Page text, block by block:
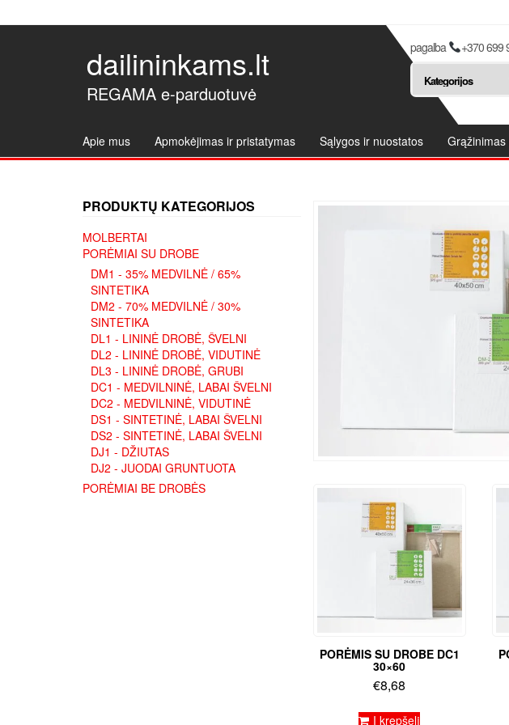
dailininkams.lt
REGAMA e-parduotuvė
pagalba +370 699
Apie mus Apmokėjimas ir pristatymas Sąlygos ir nuostatos
PRODUKTŲ KATEGORIJOS
MOLBERTAI
PORĖMIAI SU DROBE
DM1 - 35% MEDVILNĖ / 65%
SINTETIKA
DM2 - 70% MEDVILNĖ / 30%
SINTETIKA
DL1 - LININĖ DROBĖ, ŠVELNI
DL2 - LININĖ DROBĖ, VIDUTINĖ
DL3 - LININĖ DROBĖ, GRUBI
DC1 - MEDVILNINĖ, LABAI ŠVELNI
DC2 - MEDVILNINĖ, VIDUTINĖ
DS1 - SINTETINĖ, LABAI ŠVELNI
DS2 - SINTETINĖ, LABAI ŠVELNI
DJ1 - DŽIUTAS
DJ2 - JUODAI GRUNTUOTA
PORĖMIAI BE DROBĖS
PORĖMIS SU DROBE DC1
30×60
€8,68
Į krepšelį